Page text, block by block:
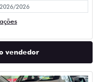
2026/2026
vendedor